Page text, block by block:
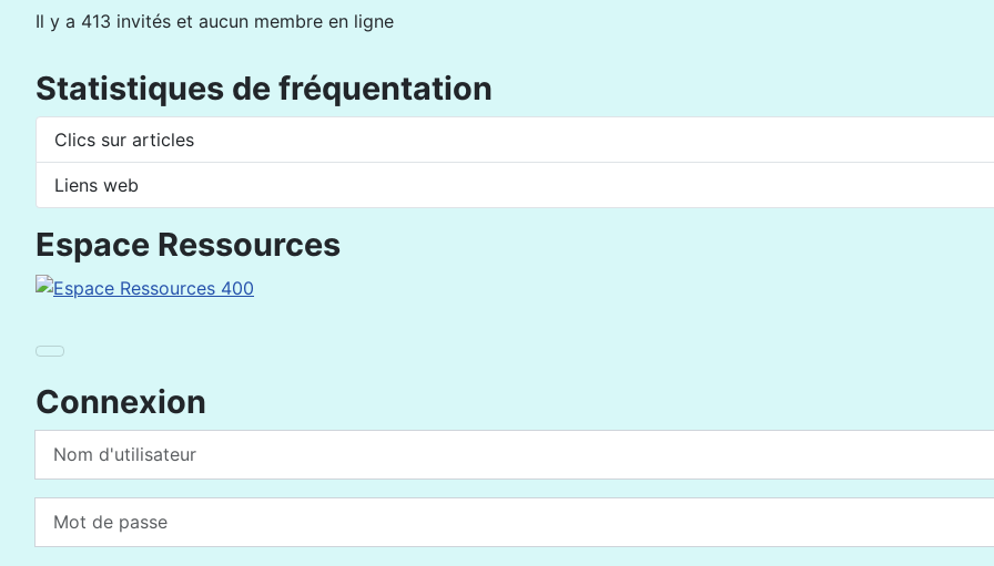
Espace Ressources
Connexion
Il y a 413 invités et aucun membre en ligne
Statistiques de fréquentation
Clics sur articles
Liens web